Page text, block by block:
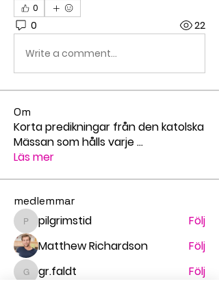
0
0 22
Write a comment...
Om
Korta predikningar från den katolska
Mässan som hålls varje...
Läs mer
medlemmar
pilgrimstid
pilgrimstid
Följ
Matthew Richardson
Följ
gr.faldt
gr.faldt
Följ